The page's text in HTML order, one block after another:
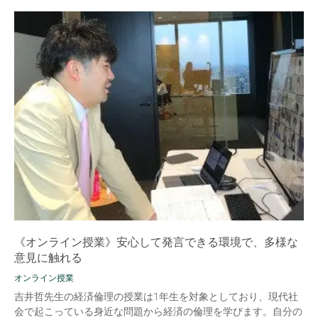
《オンライン授業》安心して発言できる環境で、多様な
意見に触れる
オンライン授業
吉井哲先生の経済倫理の授業は1年生を対象としており、現代社
会で起こっている身近な問題から経済の倫理を学びます。自分の